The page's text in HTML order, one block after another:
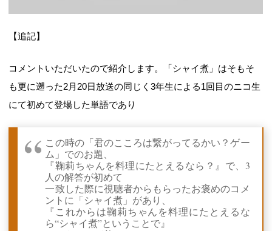
【追記】
コメントいただいたので紹介します。「シャイ煮」はそもそ
も更に遡った2月20日放送の同じく3年生による1回目のニコ生
にて初めて登場した単語であり
この時の「君のこころは繋がってるかい？ゲー
ム」でのお題、
『鞠莉ちゃんを料理にたとえるなら？』で、3
人の解答が初めて
一致した際に視聴者からもらったお褒めのコメ
ントに「シャイ煮」があり、
『これからは鞠莉ちゃんを料理にたとえるな
ら“シャイ煮”ということで』